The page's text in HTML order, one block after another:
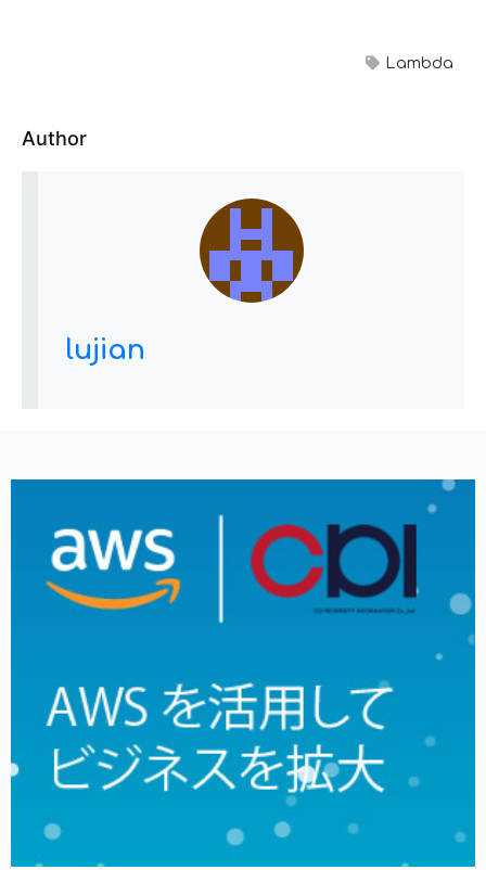
Lambda
Author
lujian